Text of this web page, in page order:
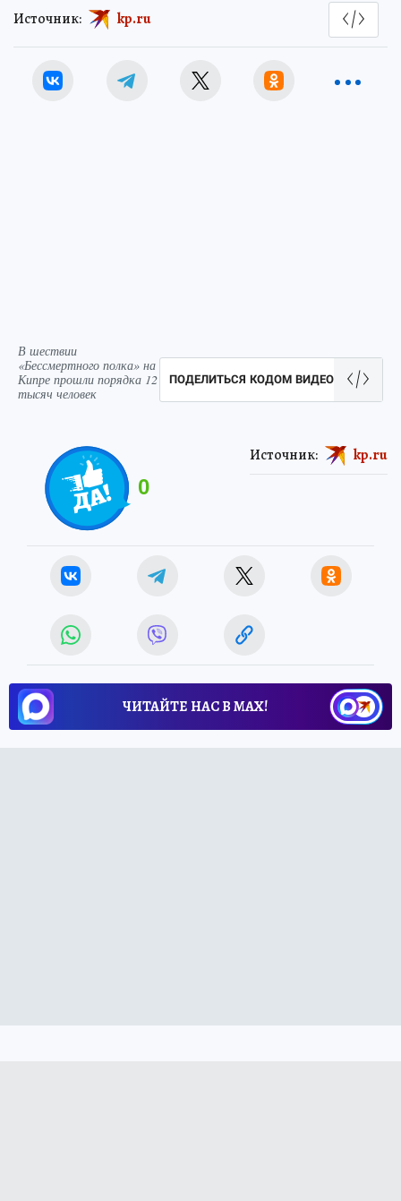
Источник: kp.ru
В шествии
«Бессмертного полка» на
Кипре прошли порядка 12
тысяч человек
ПОДЕЛИТЬСЯ КОДОМ ВИДЕО
0
Источник: kp.ru
ЧИТАЙТЕ НАС В МАХ!